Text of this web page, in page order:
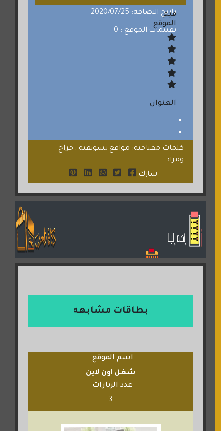
تاريخ الاضافة: 2020/07/25
تقييمات الموقع : 0
قيم
الموقع
العنوان
كلمات مفتاحية: مواقع تسويقيه . جراج
ومزاد...
شارك
بطاقات مشابهه
اسم الموقع
شغل اون لاين
عدد الزيارات
3